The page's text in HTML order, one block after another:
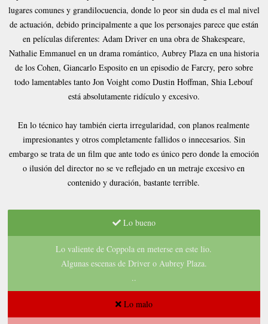
lugares comunes y grandilocuencia, donde lo peor sin duda es el mal nivel
de actuación, debido principalmente a que los personajes parece que están
en películas diferentes: Adam Driver en una obra de Shakespeare,
Nathalie Emmanuel en un drama romántico, Aubrey Plaza en una historia
de los Cohen, Giancarlo Esposito en un episodio de Farcry, pero sobre
todo lamentables tanto Jon Voight como Dustin Hoffman, Shia Lebouf
está absolutamente ridículo y excesivo.
En lo técnico hay también cierta irregularidad, con planos realmente
impresionantes y otros completamente fallidos o innecesarios. Sin
embargo se trata de un film que ante todo es único pero donde la emoción
o ilusión del director no se ve reflejado en un metraje excesivo en
contenido y duración, bastante terrible.
Lo bueno
Lo valiente de Coppola en meterse en este lio.
Algunas escenas de Driver o Aubrey Plaza.
..
Lo malo